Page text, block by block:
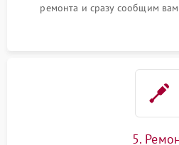
ремонта и сразу сообщим
5.